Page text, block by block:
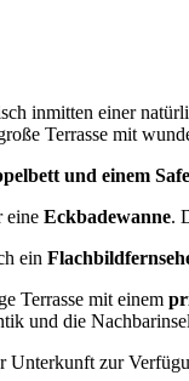
inmitten einer
Terrasse mit
und einem Safe
eine Eckbadewanne.
ein
Terrasse mit einem
und die
Unterkunft zur